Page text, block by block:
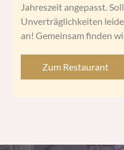
Jahreszeit angepasst.
Unverträglichkeiten
an! Gemeinsam finden
Zum Restaurant